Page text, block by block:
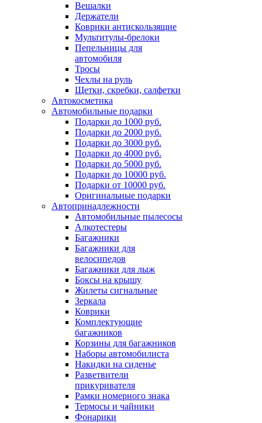
Вешалки
Держатели
Коврики антискользящие
Мультитулы-брелоки
Пепельницы для
автомобиля
Тросы
Чехлы на руль
Щетки, скребки, салфетки
Автокосметика
Автомобильные подарки
Подарки до 1000 руб.
Подарки до 2000 руб.
Подарки до 3000 руб.
Подарки до 4000 руб.
Подарки до 5000 руб.
Подарки до 10000 руб.
Подарки от 10000 руб.
Оригинальные подарки
Автопринадлежности
Автомобильные пылесосы
Алкотестеры
Багажники
Багажники для
велосипедов
Багажники для лыж
Боксы на крышу
Жилеты сигнальные
Зеркала
Коврики
Комплектующие
багажников
Корзины для багажников
Наборы автомобилиста
Накидки на сиденье
Разветвители
прикуривателя
Рамки номерного знака
Термосы и чайники
Фонарики